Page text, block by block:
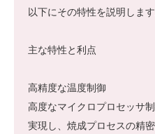
以下にその特性を説明します
主な特性と利点
高精度な温度制御
高度なマイクロプロセッサ
実現し、焼成プロセスの精